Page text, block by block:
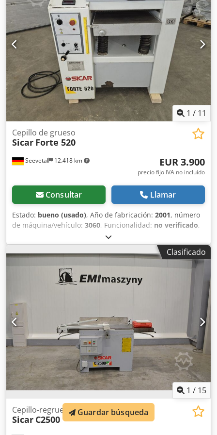
1 / 11
Seevetal 12.418 km
Cepillo de grueso
Sicar Forte 520
EUR 3.900
precio fijo IVA no incluído
Consultar Llamar
Estado: bueno (usado), Año de fabricación: 2001, número
de máquina/vehículo: 3060, Funcionalidad: no verificado,
, tensión de entrada:
corriente de entrada:13 A, frecuencia de entrada:50 Hz,
tipo de corriente de entrada:trifásico, anchura de
cepillado:520 mm, número de cuchillas:4 , tipo de
accionamiento:eléctrico, velocidad de giro (máx.):
5.600
, velocidad de rotación (mín.):5.600 rpm
, peso total:
, Cepillo regruesador
Sicar Forte 520, ancho de cepillado 520 mm, altura máxima
de la pieza 300 mm, motor de 5,5 kW, 400 Voltios, 50 Hz,
eje porta-cuchillas Tersa de 4 cuchillas, vendido tal como
se ha visto, desde ubicación en Seevetal, venta previa
reservada. Crjdpsy E Rzijfx Aprof
Clasificado
1 / 15
Cepillo-regruesadora
Sicar C2500
Guardar búsqueda